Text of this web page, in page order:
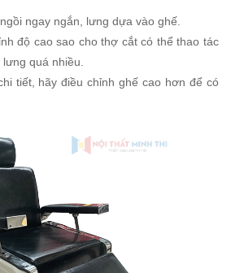
ngay ngắn, lưng dựa vào ghế.
độ cao sao cho thợ cắt có thể thao tác
quá nhiều.
tiết, hãy điều chỉnh ghế cao hơn để có